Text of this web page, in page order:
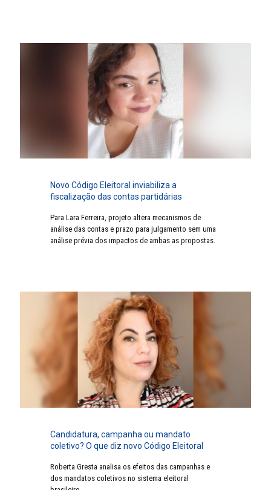
Novo Código Eleitoral inviabiliza a
fiscalização das contas partidárias
Para Lara Ferreira, projeto altera mecanismos de
análise das contas e prazo para julgamento sem uma
análise prévia dos impactos de ambas as propostas.
Candidatura, campanha ou mandato
coletivo? O que diz novo Código Eleitoral
Roberta Gresta analisa os efeitos das campanhas e
dos mandatos coletivos no sistema eleitoral